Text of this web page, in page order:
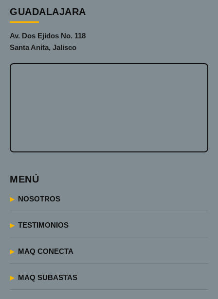
GUADALAJARA
Av. Dos Ejidos No. 118
Santa Anita, Jalisco
MENÚ
NOSOTROS
TESTIMONIOS
MAQ CONECTA
MAQ SUBASTAS